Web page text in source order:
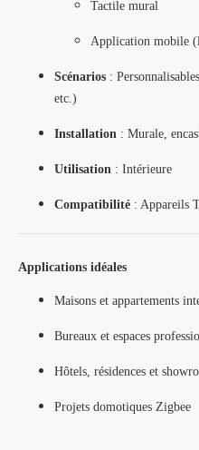
Tactile mural
Application mobile
Scénarios :
etc.)
Installation : Murale,
Utilisation : Intérieure
Compatibilité : Appareils
Applications idéales
Maisons et appartements
Bureaux et espaces
Hôtels, résidences et
Projets domotiques Zigbee